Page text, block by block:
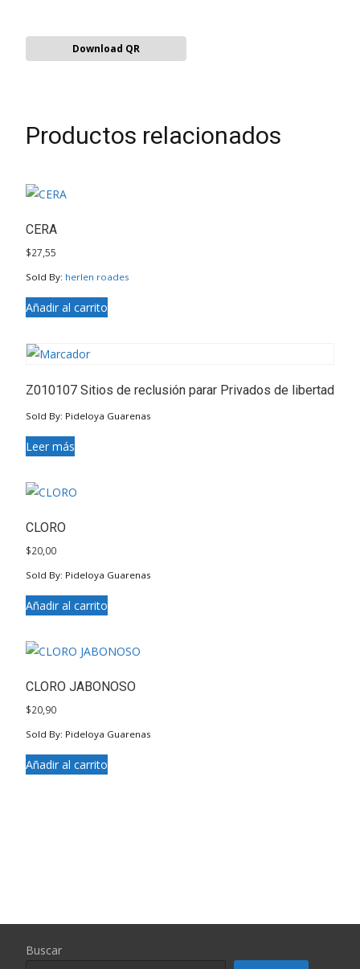
Download QR
Productos relacionados
CERA
$27,55
Sold By: herlen roades
Añadir al carrito
Z010107 Sitios de reclusión parar Privados de libertad
Sold By: Pideloya Guarenas
Leer más
CLORO
$20,00
Sold By: Pideloya Guarenas
Añadir al carrito
CLORO JABONOSO
$20,90
Sold By: Pideloya Guarenas
Añadir al carrito
Buscar